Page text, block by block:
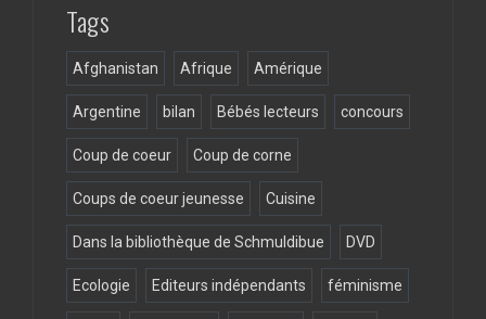
Tags
Afghanistan Afrique Amérique
Argentine bilan Bébés lecteurs concours
Coup de coeur Coup de corne
Coups de coeur jeunesse Cuisine
Dans la bibliothèque de Schmuldibue DVD
Ecologie Editeurs indépendants féminisme